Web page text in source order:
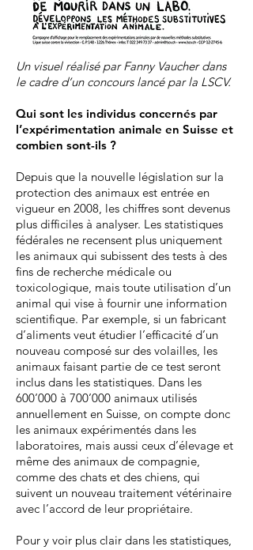
Un visuel réalisé par Fanny Vaucher dans
le cadre d’un concours lancé par la LSCV.
Qui sont les individus concernés par
l’expérimentation animale en Suisse et
combien sont-ils ?
Depuis que la nouvelle législation sur la
protection des animaux est entrée en
vigueur en 2008, les chiffres sont devenus
plus difficiles à analyser. Les statistiques
fédérales ne recensent plus uniquement
les animaux qui subissent des tests à des
fins de recherche médicale ou
toxicologique, mais toute utilisation d’un
animal qui vise à fournir une information
scientifique. Par exemple, si un fabricant
d’aliments veut étudier l’efficacité d’un
nouveau composé sur des volailles, les
animaux faisant partie de ce test seront
inclus dans les statistiques. Dans les
600’000 à 700’000 animaux utilisés
annuellement en Suisse, on compte donc
les animaux expérimentés dans les
laboratoires, mais aussi ceux d’élevage et
même des animaux de compagnie,
comme des chats et des chiens, qui
suivent un nouveau traitement vétérinaire
avec l’accord de leur propriétaire.
Pour y voir plus clair dans les statistiques,